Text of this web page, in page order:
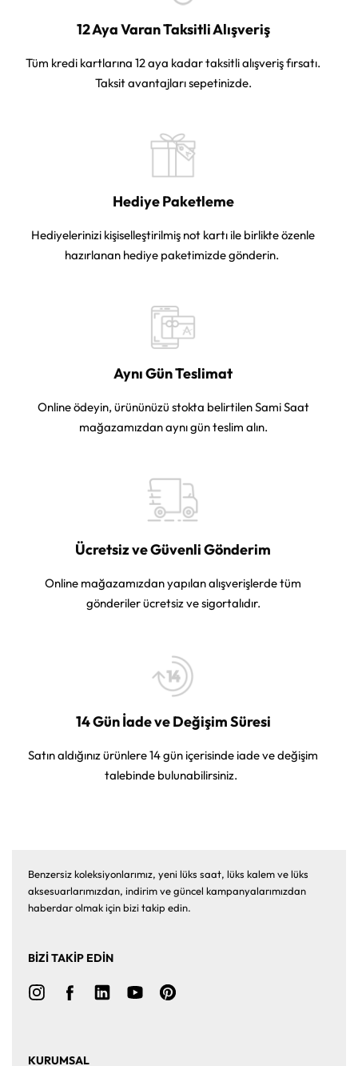
12 Aya Varan Taksitli Alışveriş
Tüm kredi kartlarına 12 aya kadar taksitli alışveriş fırsatı.
Taksit avantajları sepetinizde.
Hediye Paketleme
Hediyelerinizi kişiselleştirilmiş not kartı ile birlikte özenle
hazırlanan hediye paketimizde gönderin.
Aynı Gün Teslimat
Online ödeyin, ürününüzü stokta belirtilen Sami Saat
mağazamızdan aynı gün teslim alın.
Ücretsiz ve Güvenli Gönderim
Online mağazamızdan yapılan alışverişlerde tüm
gönderiler ücretsiz ve sigortalıdır.
14 Gün İade ve Değişim Süresi
Satın aldığınız ürünlere 14 gün içerisinde iade ve değişim
talebinde bulunabilirsiniz.
Benzersiz koleksiyonlarımız, yeni lüks saat, lüks kalem ve lüks
aksesuarlarımızdan, indirim ve güncel kampanyalarımızdan
haberdar olmak için bizi takip edin.
BİZİ TAKİP EDİN
KURUMSAL